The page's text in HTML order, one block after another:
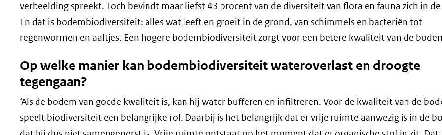
verbeelding spreekt. Toch bevindt maar liefst 43 procent van de diversiteit van flora en fauna zich in
En dat is bodembiodiversiteit: alles wat leeft en groeit in de grond, van schimmels en bacteriën tot
regenwormen en aaltjes. Een hogere bodembiodiversiteit zorgt voor een betere kwaliteit van de
Op welke manier kan bodembiodiversiteit wateroverlast en droogte
tegengaan?
‘Als de bodem van goede kwaliteit is, kan hij water bufferen en infiltreren. Voor de kwaliteit van de
speelt biodiversiteit een belangrijke rol. Daarbij is het belangrijk dat er vrije ruimte aanwezig is in de